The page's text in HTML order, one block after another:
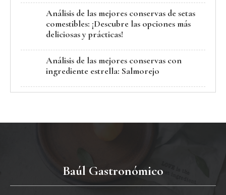
Análisis de las mejores conservas de setas
comestibles: ¡Descubre las opciones más
deliciosas y prácticas!
Análisis de las mejores conservas con
ingrediente estrella: Salmorejo
Baúl Gastronómico